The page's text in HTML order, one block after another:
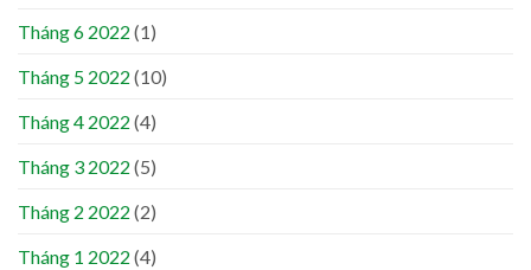
Tháng 6 2022 (1)
Tháng 5 2022 (10)
Tháng 4 2022 (4)
Tháng 3 2022 (5)
Tháng 2 2022 (2)
Tháng 1 2022 (4)